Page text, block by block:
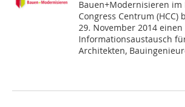
Bauen+Modernisieren im
Congress Centrum (HCC)
29. November 2014 einen
Informationsaustausch
Architekten,